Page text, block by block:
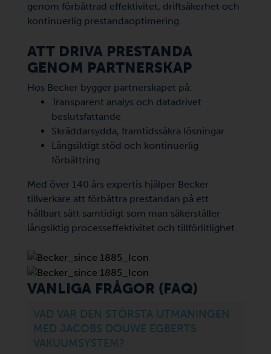
genom förbättrad effektivitet, driftsäkerhet och
kontinuerlig prestandaoptimering.
ATT DRIVA PRESTANDA
GENOM PARTNERSKAP
Hos Becker bygger partnerskapet på:
Transparent analys och datadrivet
beslutsfattande
Skräddarsydda, framtidssäkra lösningar
Långsiktigt stöd och kontinuerlig
förbättring
Med över 140 års expertis hjälper Becker
tillverkare att förbättra prestandan på ett
hållbart sätt samtidigt som man säkerställer
långsiktig processeffektivitet och tillförlitlighet.
VANLIGA FRÅGOR (FAQ)
VAD VAR DEN STÖRSTA UTMANINGEN
MED JACOBS DOUWE EGBERTS
VAKUUMSYSTEM?